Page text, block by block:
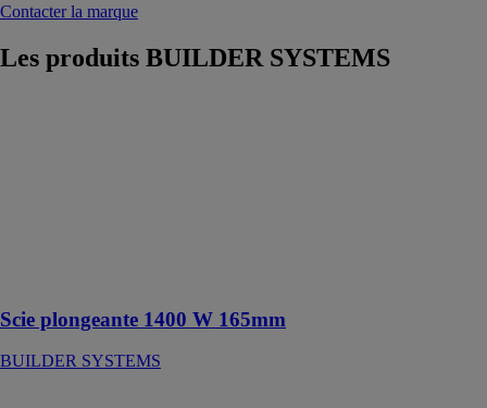
Contacter la marque
Les produits BUILDER SYSTEMS
Scie plongeante 1400 W 165mm
BUILDER SYSTEMS